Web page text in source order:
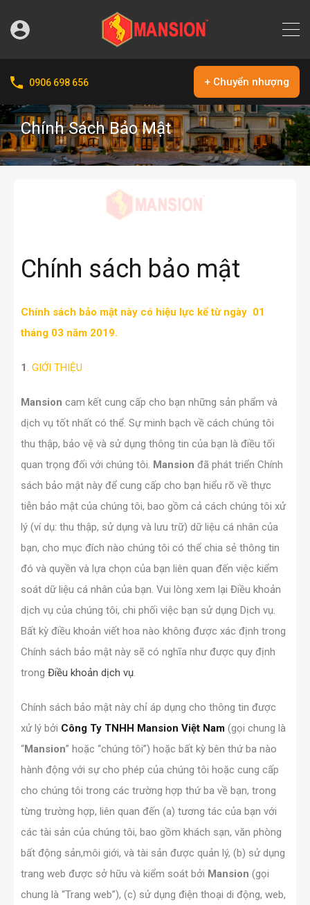
0906 698 656 + Chuyển nhượng
Chính Sách Bảo Mật
Chính sách bảo mật
Chính sách bảo mật này có hiệu lực kể từ ngày 01
tháng 03 năm 2019.
1. GIỚI THIỆU
Mansion cam kết cung cấp cho bạn những sản phẩm và
dịch vụ tốt nhất có thể. Sự minh bạch về cách chúng tôi
thu thập, bảo vệ và sử dụng thông tin của bạn là điều tối
quan trọng đối với chúng tôi. Mansion đã phát triển Chính
sách bảo mật này để cung cấp cho bạn hiểu rõ về thực
tiễn bảo mật của chúng tôi, bao gồm cả cách chúng tôi xử
lý (ví dụ: thu thập, sử dụng và lưu trữ) dữ liệu cá nhân của
bạn, cho mục đích nào chúng tôi có thể chia sẻ thông tin
đó và quyền và lựa chọn của bạn liên quan đến việc kiểm
soát dữ liệu cá nhân của bạn. Vui lòng xem lại Điều khoản
dịch vụ của chúng tôi, chi phối việc bạn sử dụng Dịch vụ.
Bất kỳ điều khoản viết hoa nào không được xác định trong
Chính sách bảo mật này sẽ có nghĩa như được quy định
trong Điều khoản dịch vụ.
Chính sách bảo mật này chỉ áp dụng cho thông tin được
xử lý bởi Công Ty TNHH Mansion Việt Nam (gọi chung là
“Mansion” hoặc “chúng tôi”) hoặc bất kỳ bên thứ ba nào
hành động với sự cho phép của chúng tôi hoặc cung cấp
cho chúng tôi trong các trường hợp thứ ba về bạn, trong
từng trường hợp, liên quan đến (a) tương tác của bạn với
các tài sản của chúng tôi, bao gồm khách sạn, văn phòng
bất động sản,môi giới, và tài sản được quản lý, (b) sử dụng
trang web được sở hữu và kiểm soát bởi Mansion (gọi
chung là “Trang web”), (c) sử dụng điện thoại di động, web,